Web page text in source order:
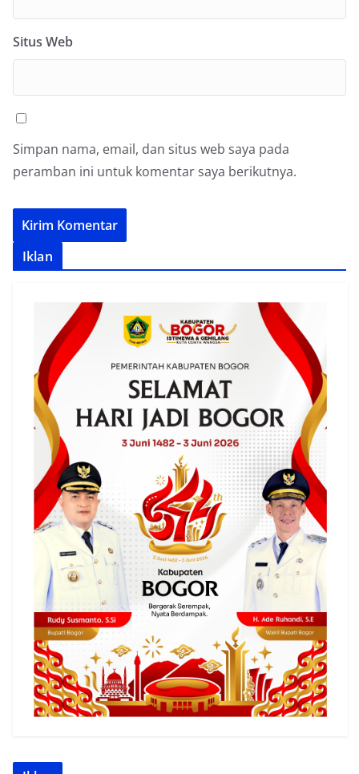
Situs Web
Simpan nama, email, dan situs web saya pada
peramban ini untuk komentar saya berikutnya.
Iklan